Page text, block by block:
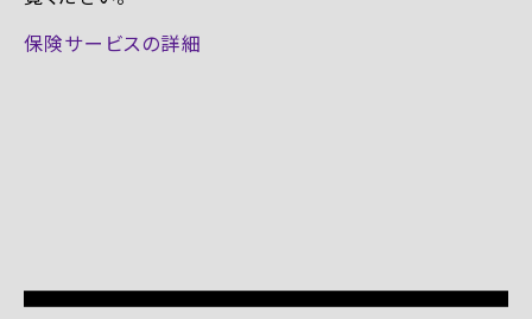
保険サービスの詳細